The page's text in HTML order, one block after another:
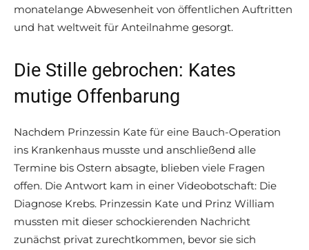
monatelange Abwesenheit von öffentlichen Auftritten
und hat weltweit für Anteilnahme gesorgt.
Die Stille gebrochen: Kates
mutige Offenbarung
Nachdem Prinzessin Kate für eine Bauch-Operation
ins Krankenhaus musste und anschließend alle
Termine bis Ostern absagte, blieben viele Fragen
offen. Die Antwort kam in einer Videobotschaft: Die
Diagnose Krebs. Prinzessin Kate und Prinz William
mussten mit dieser schockierenden Nachricht
zunächst privat zurechtkommen, bevor sie sich